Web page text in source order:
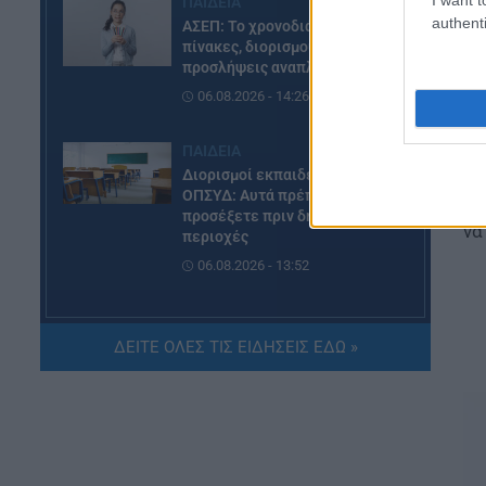
ΑΣΕΠ: Το χρονοδιάγραμμα για
πίνακες, διορισμούς και
προσλήψεις αναπληρωτών
06.08.2026 - 14:26
Διορισμοί εκπαιδευτικών –
ΟΠΣΥΔ: Αυτά πρέπει να
προσέξετε πριν δηλώσετε
περιοχές
06.08.2026 - 13:52
ΕΙΔΗΣΕΙΣ
Φωτοβολταϊκά στο μπαλκόνι:
ΔΕΙΤΕ ΟΛΕΣ ΤΙΣ ΕΙΔΗΣΕΙΣ ΕΔΩ »
να